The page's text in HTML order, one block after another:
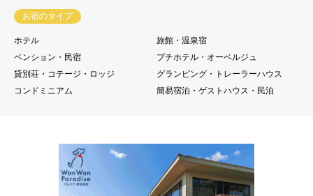
お宿のタイプ
ホテル
旅館・温泉宿
ペンション・民宿
プチホテル・オーベルジュ
貸別荘・コテージ・ロッジ
グランピング・トレーラーハウス
コンドミニアム
簡易宿泊・ゲストハウス・民泊